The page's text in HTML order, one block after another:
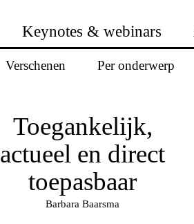
Verschenen Per onderwerp
Keynotes & webinars
Toegankelijk,
actueel en direct
toepasbaar
Barbara Baarsma